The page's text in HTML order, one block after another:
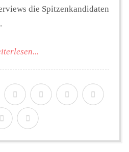
die Spitzenkandidaten